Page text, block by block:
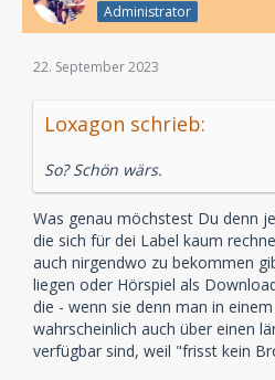
Administrator
22. September 2023
Loxagon schrieb:
So? Schön wärs.
Was genau möchstest Du denn
die sich für dei Label kaum
auch nirgendwo zu bekommen
liegen oder Hörspiel als
die - wenn sie denn man in
wahrscheinlich auch über einen
verfügbar sind, weil "frisst kein